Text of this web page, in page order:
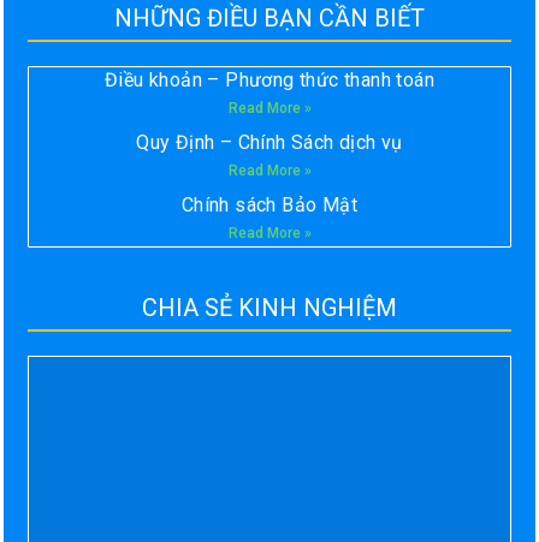
NHỮNG ĐIỀU BẠN CẦN BIẾT
Điều khoản – Phương thức thanh toán
Read More »
Quy Định – Chính Sách dịch vụ
Read More »
Chính sách Bảo Mật
Read More »
CHIA SẺ KINH NGHIỆM